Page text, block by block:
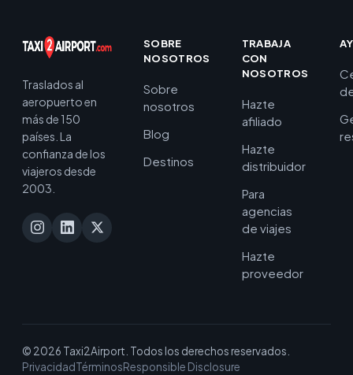
Traslados al
aeropuerto en
más de 150
países. La
confianza de los
viajeros desde
2003.
SOBRE
NOSOTROS
Sobre
nosotros
Blog
Destinos
TRABAJA
CON
NOSOTROS
Hazte
afiliado
Hazte
distribuidor
Para
agencias
de viajes
Hazte
proveedor
© 2026 Taxi2Airport. Todos los derechos reservados.
PrivacidadTérminosResponsible Disclosure